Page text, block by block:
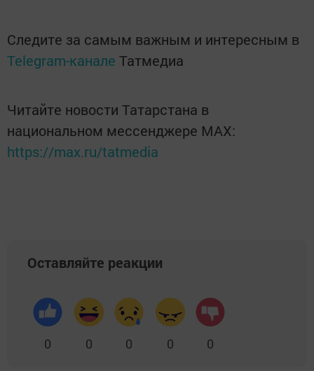
Следите за самым важным и интересным в
Telegram-канале Татмедиа
Читайте новости Татарстана в
национальном мессенджере MАХ:
https://max.ru/tatmedia
Оставляйте реакции
0 0 0 0 0